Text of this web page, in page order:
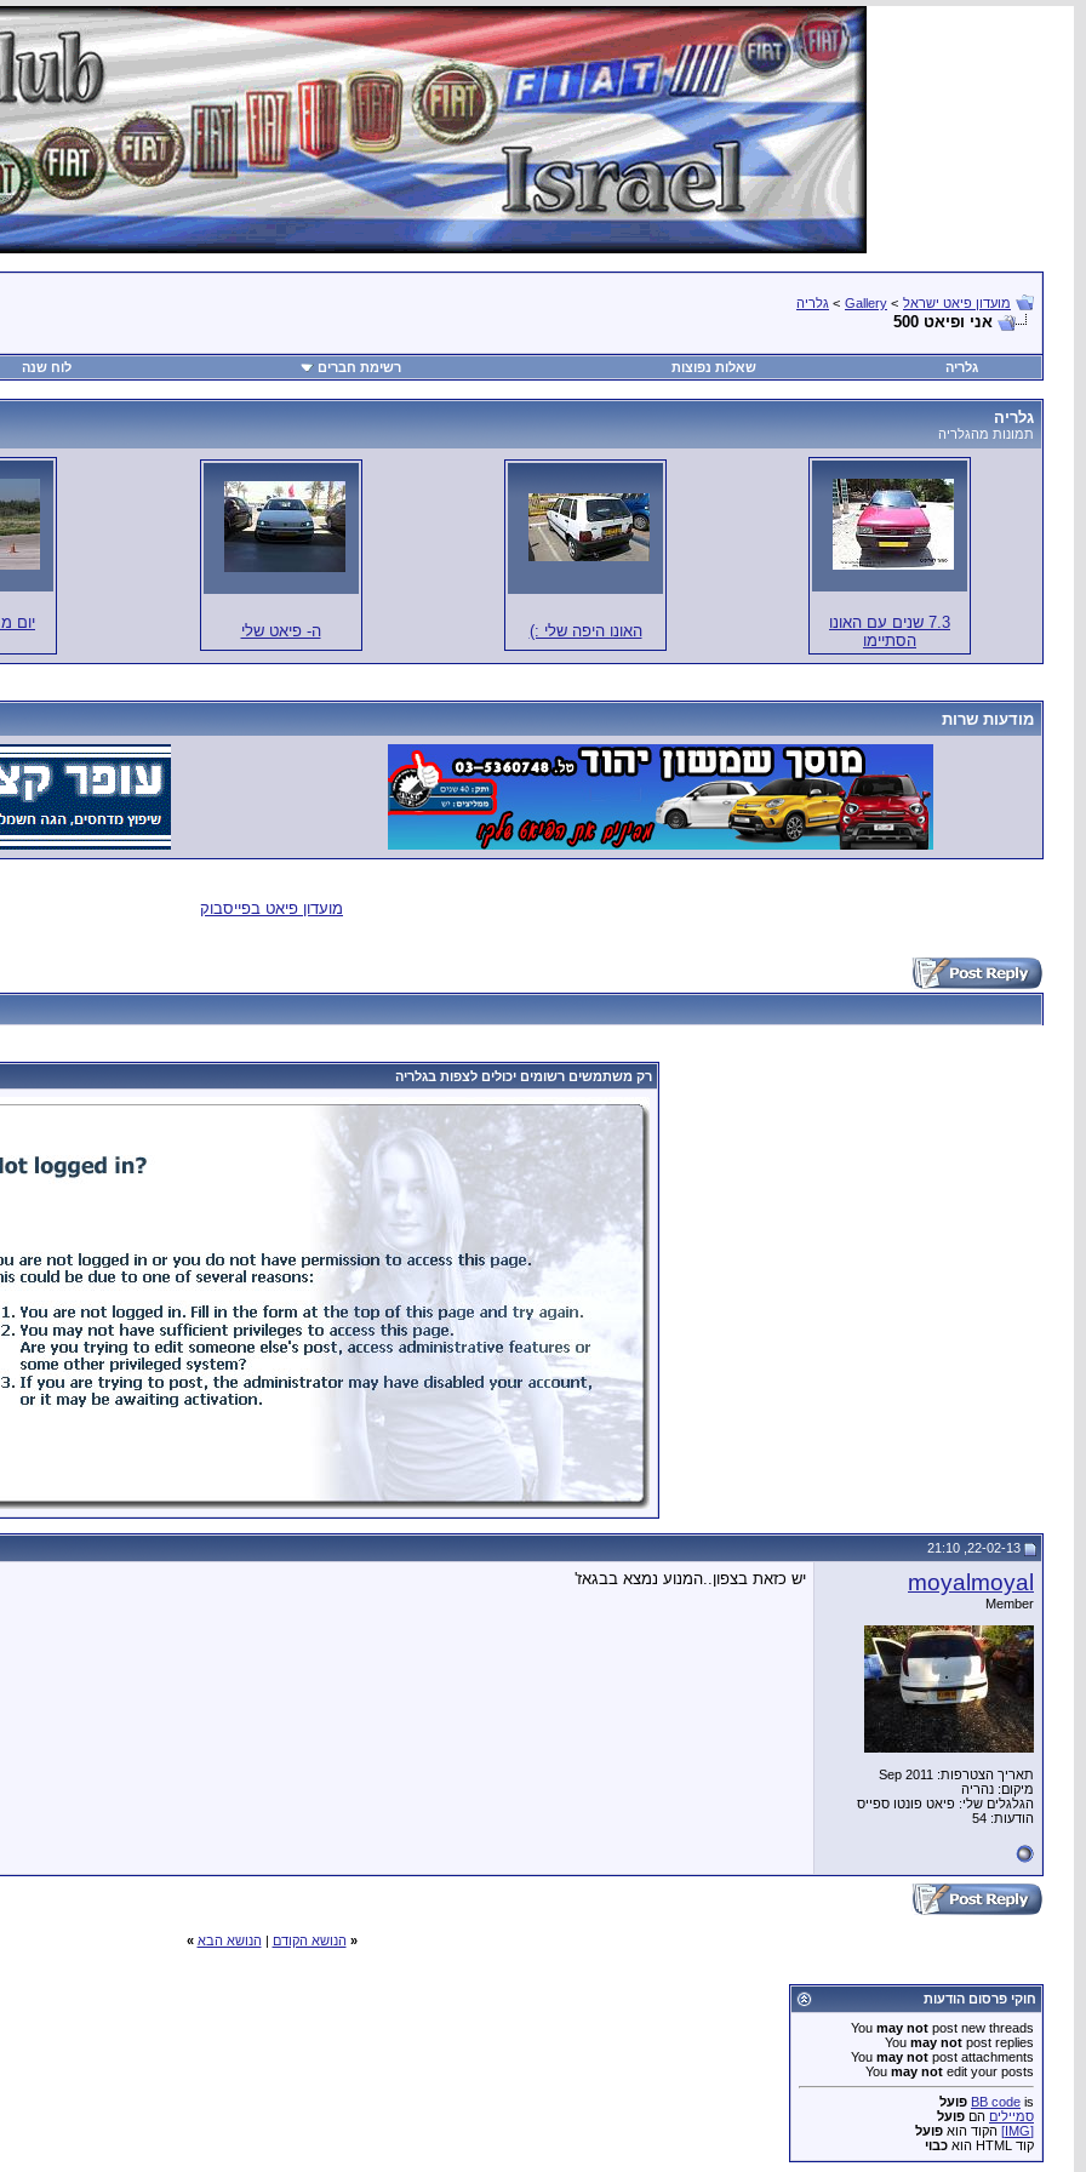
מועדון פיאט ישראל >
Gallery
> גלריה
אני ופיאט 500
גלריה שאלות נפוצות רשימת חברים לוח שנה
גלריה
תמונות מהגלריה
7.3 שנים עם האונו
הסתיימו
האונו היפה שלי :) ה- פיאט שלי יום
מודעות שרות
מועדון פיאט בפייסבוק
רק משתמשים רשומים יכולים לצפות בגלריה
moyalmoyal
Member
תאריך הצטרפות: Sep 2011
מיקום: נהריה
הגלגלים שלי: פיאט פונטו ספייס
הודעות: 54
יש כזאת בצפון..המנוע נמצא בבגאז'
« הנושא הקודם | הנושא הבא »
חוקי פרסום הודעות
You may not post new threads
You may not post replies
You may not post attachments
You may not edit your posts
BB code is
פועל
סמיילים הם פועל
[IMG]
הקוד הוא פועל
קוד HTML הוא
כבוי